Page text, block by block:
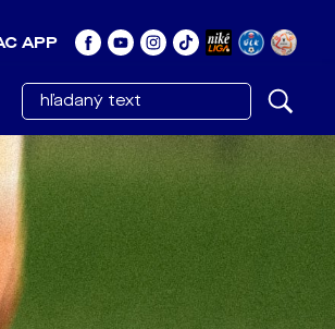
APP